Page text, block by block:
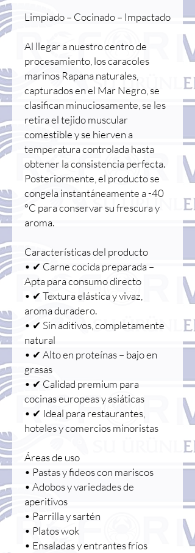
Limpiado – Cocinado – Impactado
Al llegar a nuestro centro de
procesamiento, los caracoles
marinos Rapana naturales,
capturados en el Mar Negro, se
clasifican minuciosamente, se les
retira el tejido muscular
comestible y se hierven a
temperatura controlada hasta
obtener la consistencia perfecta.
Posteriormente, el producto se
congela instantáneamente a -40
°C para conservar su frescura y
aroma.
Características del producto
• ✔ Carne cocida preparada –
Apta para consumo directo
• ✔ Textura elástica y vivaz,
aroma duradero.
• ✔ Sin aditivos, completamente
natural
• ✔ Alto en proteínas – bajo en
grasas
• ✔ Calidad premium para
cocinas europeas y asiáticas
• ✔ Ideal para restaurantes,
hoteles y comercios minoristas
Áreas de uso
• Pastas y fideos con mariscos
• Adobos y variedades de
aperitivos
• Parrilla y sartén
• Platos wok
• Ensaladas y entrantes fríos